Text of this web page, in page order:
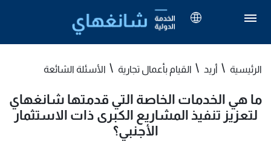
الرئيسية أريد القيام بأعمال تجارية الأسئلة الشائعة
ما هي الخدمات الخاصة التي قدمتها شانغهاي
لتعزيز تنفيذ المشاريع الكبرى ذات الاستثمار
الأجنبي؟